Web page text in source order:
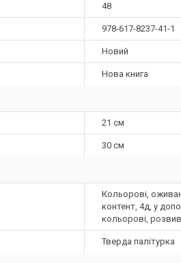
48
978-617-8237-41-1
Новий
Нова книга
21 см
30 см
Кольорові,
контент, 4д, у
кольорові,
Тверда палітурка